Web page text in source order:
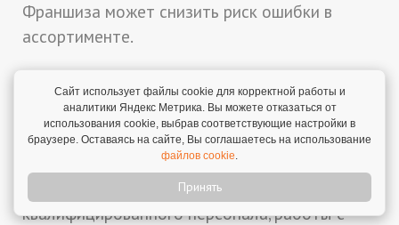
Франшиза может снизить риск ошибки в
ассортименте.
Минусы и риски аптечных франшиз
Высокая зарегулированность
Аптечный бизнес требует лицензии,
соблюдения правил хранения,
квалифицированного персонала, работы с
Сайт использует файлы cookie для корректной работы и
аналитики Яндекс Метрика. Вы можете отказаться от
использования cookie, выбрав соответствующие настройки в
браузере. Оставаясь на сайте, Вы соглашаетесь на использование
файлов cookie.
Принять